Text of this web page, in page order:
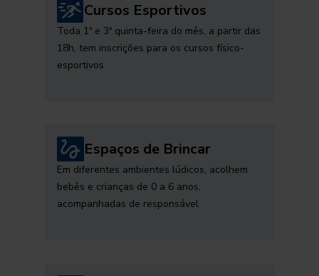
Cursos Esportivos
Toda 1ª e 3ª quinta-feira do mês, a partir das
18h, tem inscrições para os cursos físico-
esportivos
Espaços de Brincar
Em diferentes ambientes lúdicos, acolhem
bebês e crianças de 0 a 6 anos,
acompanhadas de responsável